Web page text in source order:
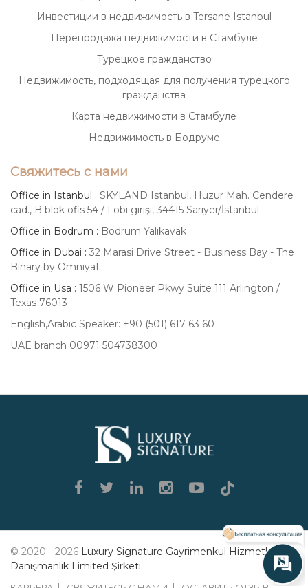
Инвестиции в недвижимость в Tersane Istanbul
Перепродажа недвижимости в Стамбуле
Турецкое гражданство
Недвижимость, подходящая для получения турецкого
гражданства
Карта недвижимости в Стамбуле
Недвижимость в Бодруме
Свяжитесь с нами
Office in Istanbul : SKYLAND Istanbul, Huzur Mah. Cendere
cad., B blok ofis 54 / Lobi girişi, 34415 Sarıyer/İstanbul
Office in Bodrum : Bodrum Yalıkavak
Office in Dubai : 32 Marasi Drive Street - Business Bay - The
Binary by Omniyat
Office in Usa : 1506 W Pioneer Pkwy Suite 111 Arlington /
Texas 76013
English,Arabic Speaker: +90 (501) 617 63 60
UAE branch 00971 504738300
© 2020 - 2026 Luxury Signature Gayrimenkul Hizmetleri
Danışmanlık Limited Şirketi